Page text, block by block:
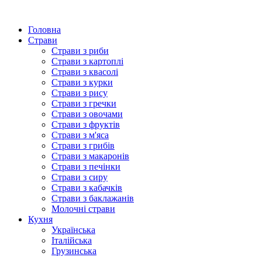
Головна
Страви
Страви з риби
Страви з картоплі
Страви з квасолі
Страви з курки
Страви з рису
Страви з гречки
Страви з овочами
Страви з фруктів
Страви з м'яса
Страви з грибів
Страви з макаронів
Страви з печінки
Страви з сиру
Страви з кабачків
Страви з баклажанів
Молочні страви
Кухня
Українська
Італійська
Грузинська